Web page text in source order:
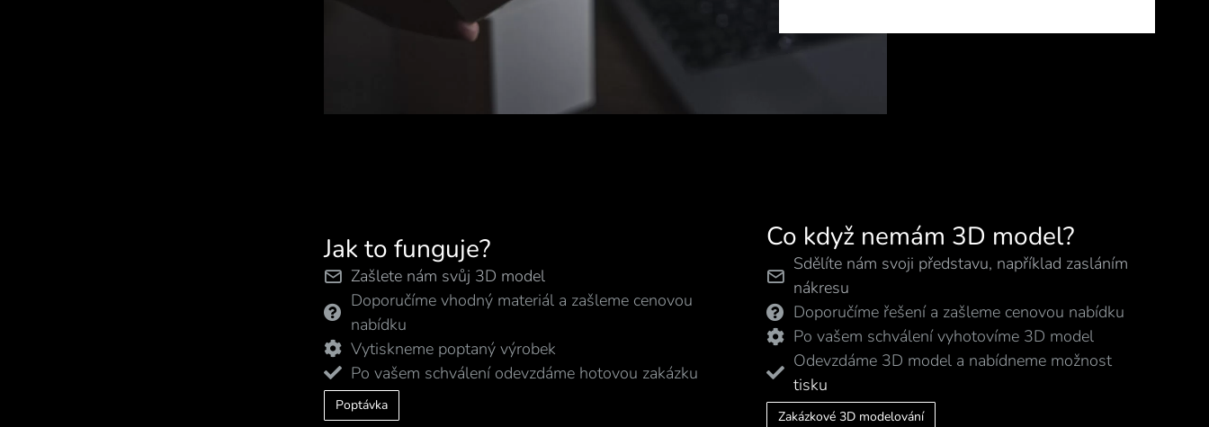
Jak to funguje?
Zašlete nám svůj 3D model
Doporučíme vhodný materiál a zašleme cenovou
nabídku
Vytiskneme poptaný výrobek
Po vašem schválení odevzdáme hotovou zakázku
Poptávka
Co když nemám 3D model?
Sdělíte nám svoji představu, například zasláním
nákresu
Doporučíme řešení a zašleme cenovou nabídku
Po vašem schválení vyhotovíme 3D model
Odevzdáme 3D model a nabídneme možnost
tisku
Zakázkové 3D modelování